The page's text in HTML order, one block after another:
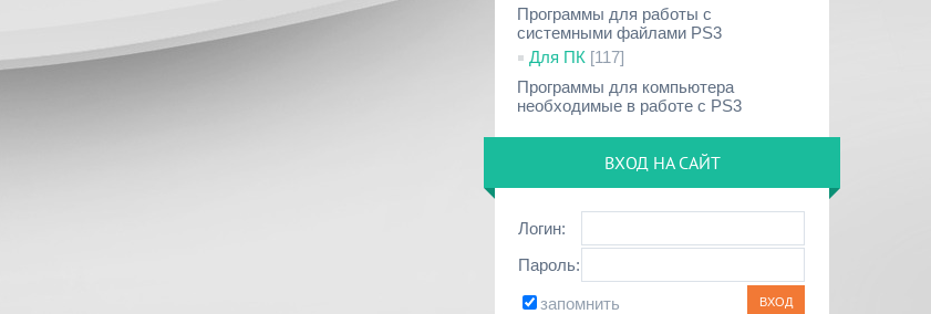
Программы для работы с
системными файлами PS3
Для ПК [117]
Программы для компьютера
необходимые в работе с PS3
ВХОД НА САЙТ
Логин:
Пароль:
запомнить